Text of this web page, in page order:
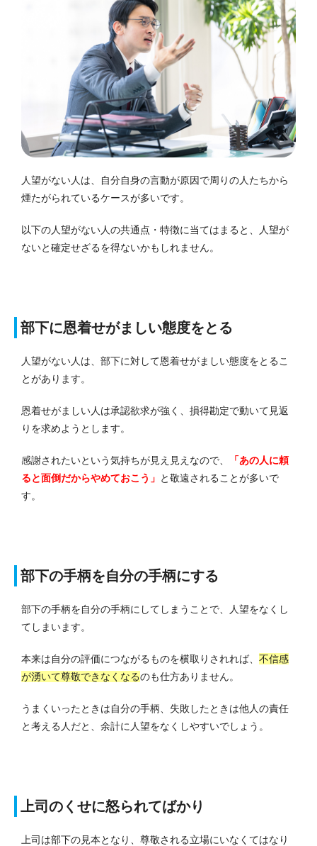
人望がない人は、自分自身の言動が原因で周りの人たちから
煙たがられているケースが多いです。
以下の人望がない人の共通点・特徴に当てはまると、人望が
ないと確定せざるを得ないかもしれません。
部下に恩着せがましい態度をとる
人望がない人は、部下に対して恩着せがましい態度をとるこ
とがあります。
恩着せがましい人は承認欲求が強く、損得勘定で動いて見返
りを求めようとします。
感謝されたいという気持ちが見え見えなので、
「あの人に頼
ると面倒だからやめておこう」 と敬遠されることが多いで
す。
部下の手柄を自分の手柄にする
部下の手柄を自分の手柄にしてしまうことで、人望をなくし
てしまいます。
本来は自分の評価につながるものを横取りされれば、 不信感
が湧いて尊敬できなくなるのも仕方ありません。
うまくいったときは自分の手柄、失敗したときは他人の責任
と考える人だと、余計に人望をなくしやすいでしょう。
上司のくせに怒られてばかり
上司は部下の見本となり、尊敬される立場にいなくてはなり